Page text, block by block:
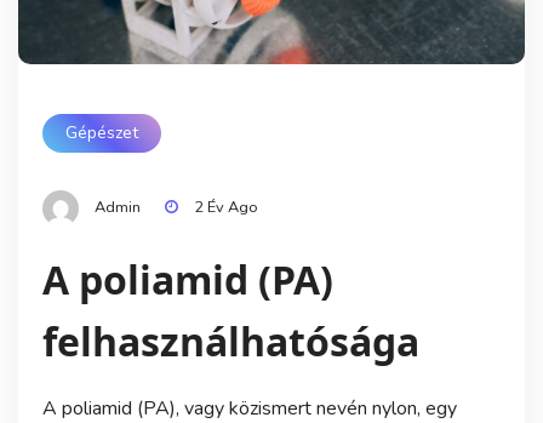
Gépészet
Admin 2 Év Ago
A poliamid (PA)
felhasználhatósága
A poliamid (PA), vagy közismert nevén nylon, egy